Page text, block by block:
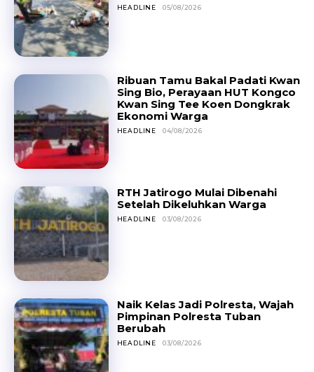
HEADLINE 05/08/2026
Ribuan Tamu Bakal Padati Kwan
Sing Bio, Perayaan HUT Kongco
Kwan Sing Tee Koen Dongkrak
Ekonomi Warga
HEADLINE 04/08/2026
RTH Jatirogo Mulai Dibenahi
Setelah Dikeluhkan Warga
HEADLINE 03/08/2026
Naik Kelas Jadi Polresta, Wajah
Pimpinan Polresta Tuban
Berubah
HEADLINE 03/08/2026